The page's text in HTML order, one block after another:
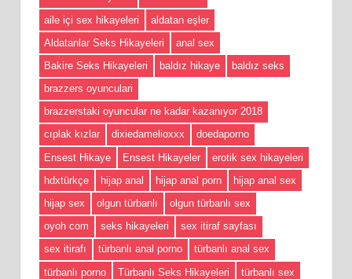
aile içi sex hikayeleri
aldatan eşler
Aldatanlar Seks Hikayeleri
anal sex
Bakire Seks Hikayeleri
baldız hikaye
baldız seks
brazzers oyunculari
brazzerstaki oyuncular ne kadar kazanıyor 2018
cıplak kızlar
dixiedamelioxxx
doedaporno
Ensest Hikaye
Ensest Hikayeler
erotik sex hikayeleri
hdxtürkçe
hijap anal hijap anal porn
hijap anal sex
hijap sex
olgun türbanlı
olgun türbanlı sex
oyoh com
seks hikayeleri
sex itiraf sayfası
sex itirafı
türbanlı anal porno
türbanlı anal sex
türbanlı porno
Türbanlı Seks Hikayeleri
türbanlı sex